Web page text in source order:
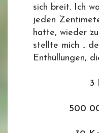
sich breit. Ich
jeden
hatte, wieder
stellte mich ..
Enthüllungen,
3
500